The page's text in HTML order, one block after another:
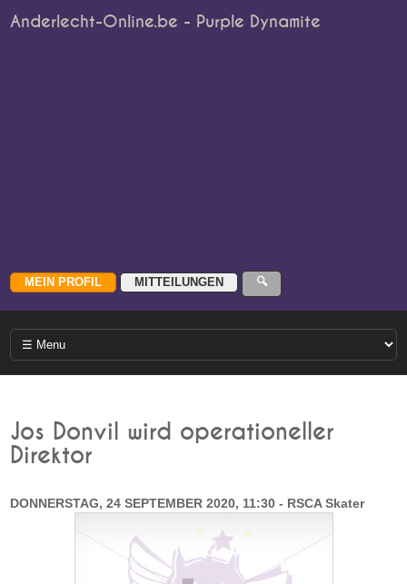
Anderlecht-Online.be - Purple Dynamite
Jos Donvil wird operationeller
Direktor
DONNERSTAG, 24 SEPTEMBER 2020, 11:30 - RSCA Skater